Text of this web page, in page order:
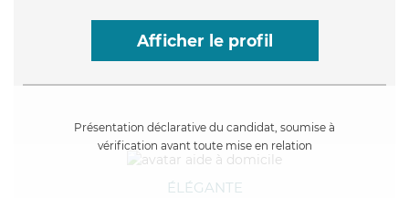
Afficher le profil
Présentation déclarative du candidat, soumise à
vérification avant toute mise en relation
ÉLÉGANTE